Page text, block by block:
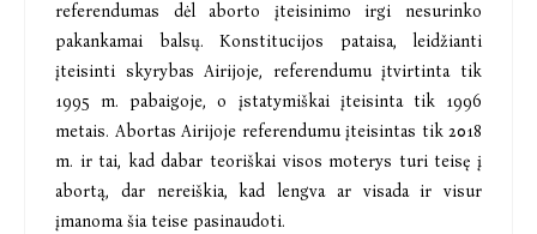
referendumas dėl aborto įteisinimo irgi nesurinko
pakankamai balsų. Konstitucijos pataisa, leidžianti
įteisinti skyrybas Airijoje, referendumu įtvirtinta tik
1995 m. pabaigoje, o įstatymiškai įteisinta tik 1996
metais. Abortas Airijoje referendumu įteisintas tik 2018
m. ir tai, kad dabar teoriškai visos moterys turi teisę į
abortą, dar nereiškia, kad lengva ar visada ir visur
įmanoma šia teise pasinaudoti.